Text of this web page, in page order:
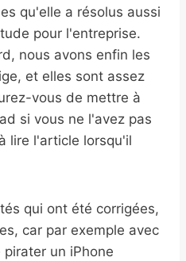
qu'elle a résolus aussi
pour l'entreprise.
nous avons enfin les
et elles sont assez
vous de mettre à
si vous ne l'avez pas
lire l'article lorsqu'il
qui ont été corrigées,
car par exemple avec
un iPhone